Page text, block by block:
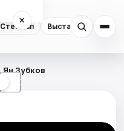
Стендап Выставки
×
☾
Ян Зубков